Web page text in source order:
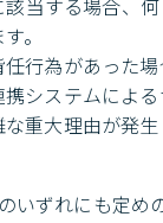
当する場合、
。
な重大理由が発
いずれにも定